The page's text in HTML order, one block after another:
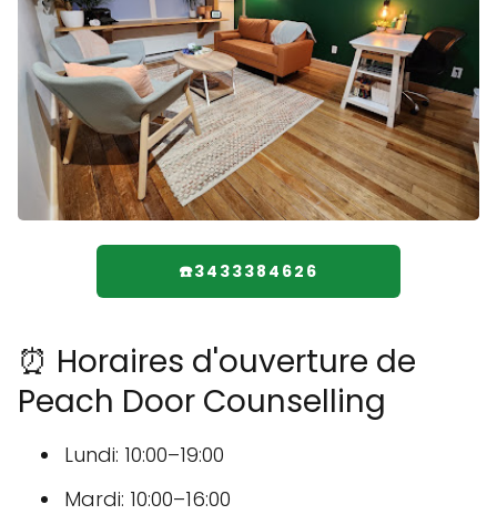
☎️3433384626
⏰ Horaires d'ouverture de
Peach Door Counselling
Lundi: 10:00–19:00
Mardi: 10:00–16:00